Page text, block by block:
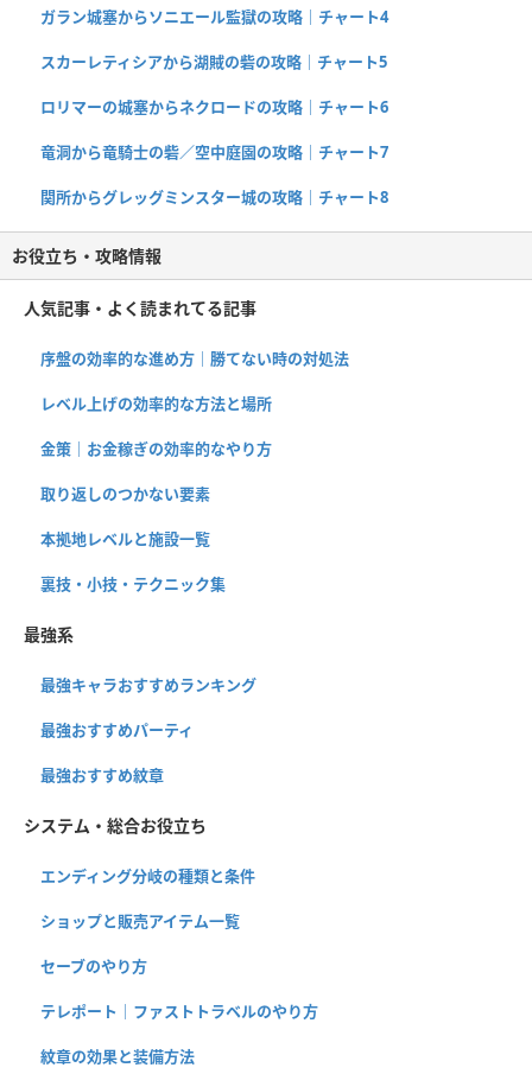
ガラン城塞からソニエール監獄の攻略｜チャート4
スカーレティシアから湖賊の砦の攻略｜チャート5
ロリマーの城塞からネクロードの攻略｜チャート6
竜洞から竜騎士の砦／空中庭園の攻略｜チャート7
関所からグレッグミンスター城の攻略｜チャート8
お役立ち・攻略情報
人気記事・よく読まれてる記事
序盤の効率的な進め方｜勝てない時の対処法
レベル上げの効率的な方法と場所
金策｜お金稼ぎの効率的なやり方
取り返しのつかない要素
本拠地レベルと施設一覧
裏技・小技・テクニック集
最強系
最強キャラおすすめランキング
最強おすすめパーティ
最強おすすめ紋章
システム・総合お役立ち
エンディング分岐の種類と条件
ショップと販売アイテム一覧
セーブのやり方
テレポート｜ファストトラベルのやり方
紋章の効果と装備方法